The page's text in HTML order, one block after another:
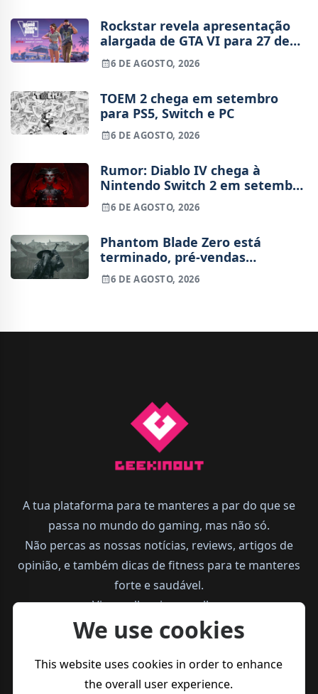
Rockstar revela apresentação
alargada de GTA VI para 27 de
agosto
6 DE AGOSTO, 2026
TOEM 2 chega em setembro
para PS5, Switch e PC
6 DE AGOSTO, 2026
Rumor: Diablo IV chega à
Nintendo Switch 2 em setembro
e vai custar o preço de um jogo
novo
6 DE AGOSTO, 2026
Phantom Blade Zero está
terminado, pré-vendas
começam na próxima semana
6 DE AGOSTO, 2026
A tua plataforma para te manteres a par do que se
passa no mundo do gaming, mas não só.
Não percas as nossas notícias, reviews, artigos de
opinião, e também dicas de fitness para te manteres
forte e saudável.
Vive melhor, joga melhor.
We use cookies
This website uses cookies in order to enhance
the overall user experience.